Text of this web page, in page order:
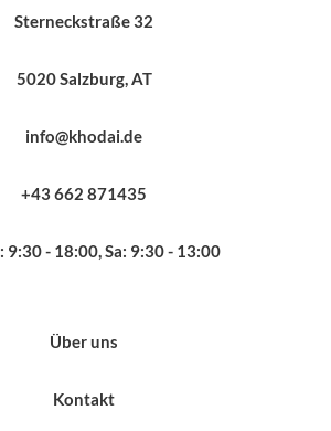
Sterneckstraße 32
5020 Salzburg, AT
info@khodai.de
+43 662 871435
9:30 - 18:00, Sa: 9:30 - 13:00
Über uns
Kontakt